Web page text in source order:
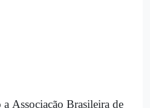
Associação Brasileira de